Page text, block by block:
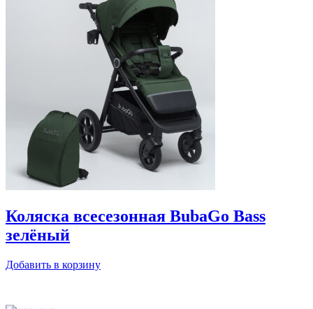
Коляска всесезонная BubaGo Bass
зелёный
Добавить в корзину